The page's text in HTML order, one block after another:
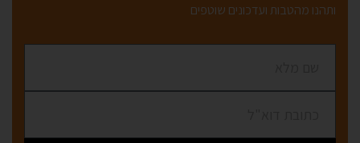
ותהנו מהטבות ועדכונים שוטפים